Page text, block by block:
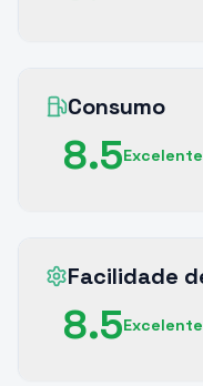
Consumo
8.5Excelente
Facilidade
8.5Excelente